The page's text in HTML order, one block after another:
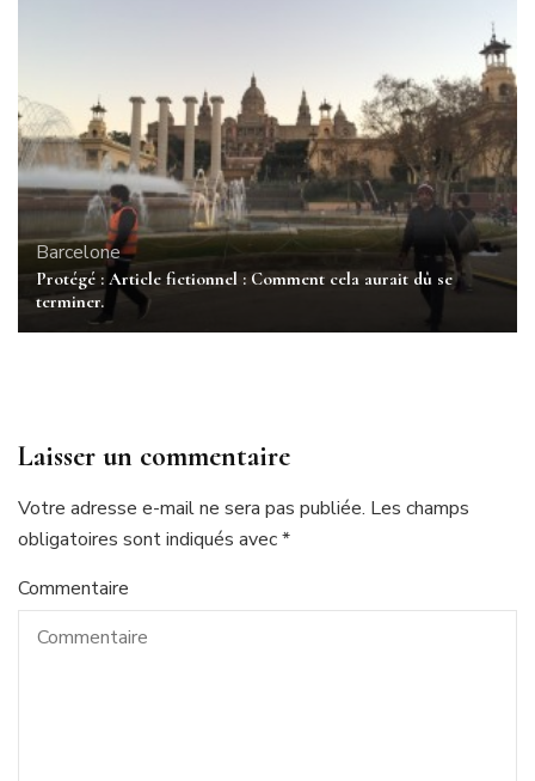
Barcelone
Protégé : Article fictionnel : Comment cela aurait dû se
terminer.
Laisser un commentaire
Votre adresse e-mail ne sera pas publiée. Les champs
obligatoires sont indiqués avec*
Commentaire